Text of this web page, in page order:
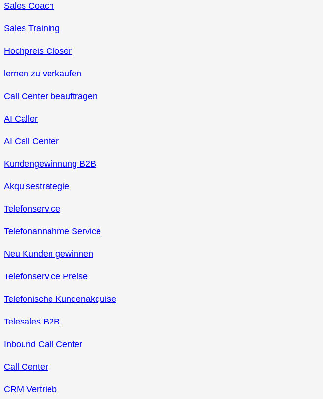
Sales Coach
Sales Training
Hochpreis Closer
lernen zu verkaufen
Call Center beauftragen
AI Caller
AI Call Center
Kundengewinnung B2B
Akquisestrategie
Telefonservice
Telefonannahme Service
Neu Kunden gewinnen
Telefonservice Preise
Telefonische Kundenakquise
Telesales B2B
Inbound Call Center
Call Center
CRM Vertrieb